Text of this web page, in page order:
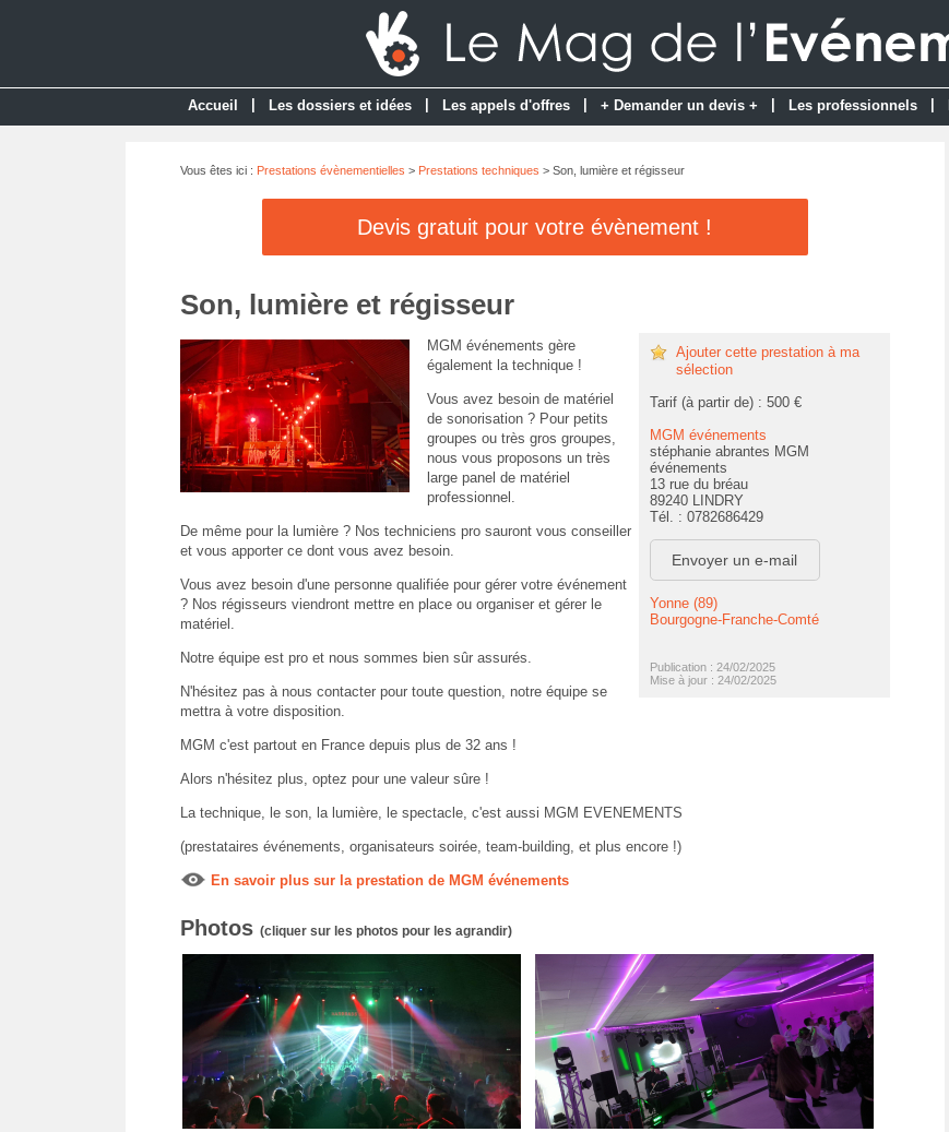
Accueil Les dossiers et idées Les appels d'offres + Demander un devis + Les professionnels
Vous êtes ici : Prestations évènementielles > Prestations techniques > Son, lumière et régisseur
Devis gratuit pour votre évènement !
Son, lumière et régisseur
Ajouter cette prestation à ma
sélection
Tarif (à partir de) : 500 €
MGM événements
stéphanie abrantes MGM
événements
13 rue du bréau
89240 LINDRY
Tél. : 0782686429
Envoyer un e-mail
Yonne (89)
Bourgogne-Franche-Comté
Publication : 24/02/2025
Mise à jour : 24/02/2025
MGM événements gère
également la technique !
Vous avez besoin de matériel
de sonorisation ? Pour petits
groupes ou très gros groupes,
nous vous proposons un très
large panel de matériel
professionnel.
De même pour la lumière ? Nos techniciens pro sauront vous conseiller
et vous apporter ce dont vous avez besoin.
Vous avez besoin d'une personne qualifiée pour gérer votre événement
? Nos régisseurs viendront mettre en place ou organiser et gérer le
matériel.
Notre équipe est pro et nous sommes bien sûr assurés.
N'hésitez pas à nous contacter pour toute question, notre équipe se
mettra à votre disposition.
MGM c'est partout en France depuis plus de 32 ans !
Alors n'hésitez plus, optez pour une valeur sûre !
La technique, le son, la lumière, le spectacle, c'est aussi MGM EVENEMENTS
(prestataires événements, organisateurs soirée, team-building, et plus encore !)
En savoir plus sur la prestation de MGM événements
Photos (cliquer sur les photos pour les agrandir)